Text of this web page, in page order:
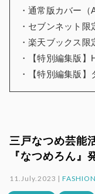
・通常版カバー（
・セブンネット限
・楽天ブックス限
・【特別編集版
・【特別編集版】
三戸なつめ芸能
『なつめろん』
11.July.2023 |FASHION